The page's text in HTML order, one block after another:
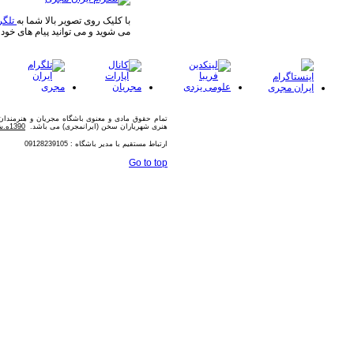
با کلیک روی تصویر بالا شما به
می شوید و می توانید پیام های
تمام حقوق مادی و معنوی باشگاه مجریان و
هنری شهریاران سخن (ایرانمجری) می باشد. 1390ه.ش
ارتباط مستقیم با مدیر باشگاه : 09128239105
Go to top